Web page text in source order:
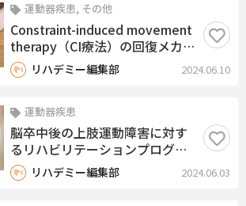
運動器疾患, その他
Constraint-induced movement
therapy（CI療法）の回復メカニ
ズムリハデミー編集部 2024.06.10
運動器疾患
脳卒中後の上肢運動障害に対す
るリハビリテーションプログラ
ムについて
リハデミー編集部 2024.06.03